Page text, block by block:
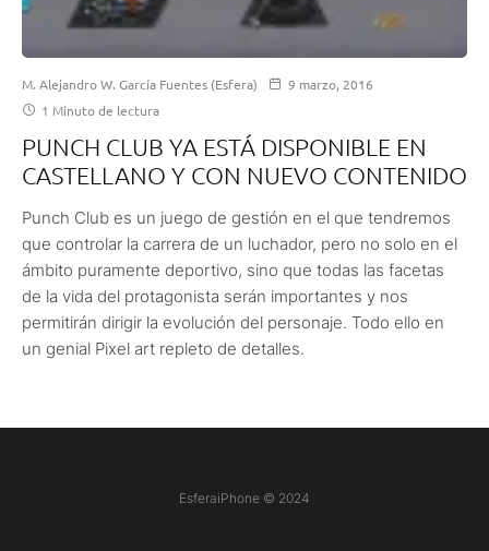
M. Alejandro W. García Fuentes (Esfera)
9 marzo, 2016
1 Minuto de lectura
PUNCH CLUB YA ESTÁ DISPONIBLE EN
CASTELLANO Y CON NUEVO CONTENIDO
Punch Club es un juego de gestión en el que tendremos
que controlar la carrera de un luchador, pero no solo en el
ámbito puramente deportivo, sino que todas las facetas
de la vida del protagonista serán importantes y nos
permitirán dirigir la evolución del personaje. Todo ello en
un genial Pixel art repleto de detalles.
EsferaiPhone © 2024